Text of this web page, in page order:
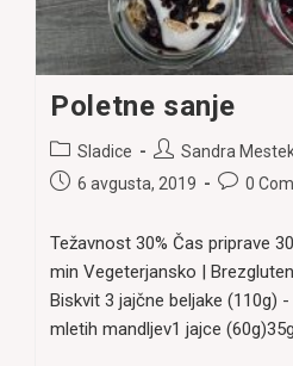
Poletne sanje
Post
category:
Sladice
Post
author:
Sandra
Post6 avgusta, 2019
Post0
Težavnost 30% Čas priprave
min Vegeterjansko |
Biskvit 3 jajčne beljake (110g)
mletih mandljev1 jajce